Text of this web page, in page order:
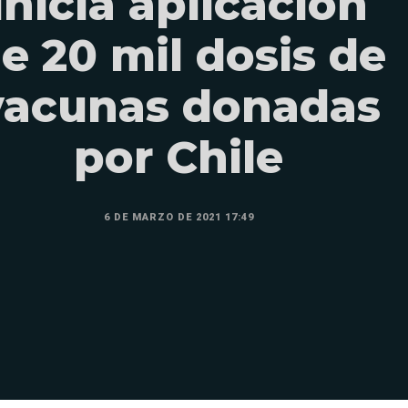
20 mil dosis de
donadas
por Chile
6 DE MARZO DE 2021 17:49